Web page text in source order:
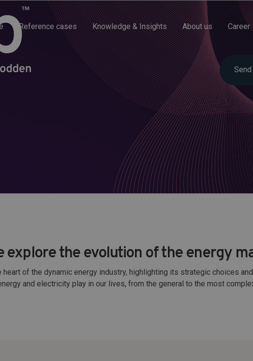
Reference cases Knowledge & Insights About us Career
explore the evolution of the energy
of the dynamic energy industry, highlighting its strategic choices
and electricity play in our lives, from the general to the most